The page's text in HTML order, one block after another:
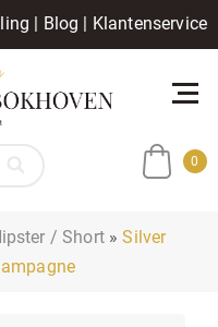
| Blog | Klantenservice
0
/ Short»Silver